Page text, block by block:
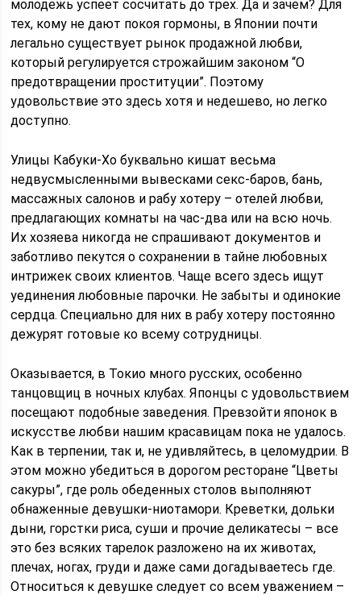
молодежь успеет сосчитать до трех. Да и зачем? Для
тех, кому не дают покоя гормоны, в Японии почти
легально существует рынок продажной любви,
который регулируется строжайшим законом “О
предотвращении проституции”. Поэтому
удовольствие это здесь хотя и недешево, но легко
доступно.
Улицы Кабуки-Хо буквально кишат весьма
недвусмысленными вывесками секс-баров, бань,
массажных салонов и рабу хотеру – отелей любви,
предлагающих комнаты на час-два или на всю ночь.
Их хозяева никогда не спрашивают документов и
заботливо пекутся о сохранении в тайне любовных
интрижек своих клиентов. Чаще всего здесь ищут
уединения любовные парочки. Не забыты и одинокие
сердца. Специально для них в рабу хотеру постоянно
дежурят готовые ко всему сотрудницы.
Оказывается, в Токио много русских, особенно
танцовщиц в ночных клубах. Японцы с удовольствием
посещают подобные заведения. Превзойти японок в
искусстве любви нашим красавицам пока не удалось.
Как в терпении, так и, не удивляйтесь, в целомудрии. В
этом можно убедиться в дорогом ресторане “Цветы
сакуры”, где роль обеденных столов выполняют
обнаженные девушки-ниотамори. Креветки, дольки
дыни, горстки риса, суши и прочие деликатесы – все
это без всяких тарелок разложено на их животах,
плечах, ногах, груди и даже сами догадываетесь где.
Относиться к девушке следует со всем уважением –